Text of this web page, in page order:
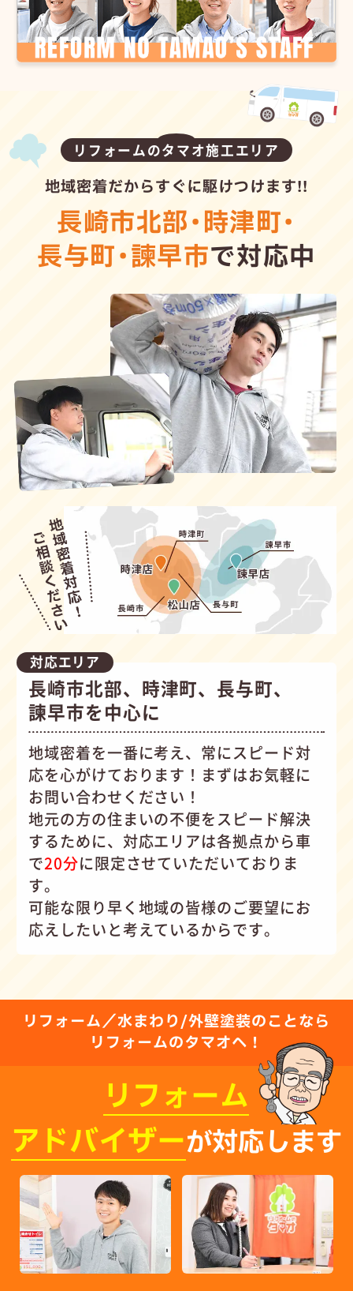
リフォームのタマオ施工エリア
地域密着だからすぐに駆けつけます!!
長崎市北部・時津町・
長与町・諫早市で対応中
対応エリア
長崎市北部、時津町、長与町、
諫早市を中心に
地域密着を一番に考え、常にスピード対
応を心がけております！まずはお気軽に
お問い合わせください！
地元の方の住まいの不便をスピード解決
するために、対応エリアは各拠点から車
で20分に限定させていただいておりま
す。
可能な限り早く地域の皆様のご要望にお
応えしたいと考えているからです。
リフォーム／水まわり/外壁塗装のことなら
リフォームのタマオへ！
リフォーム
アドバイザーが対応します